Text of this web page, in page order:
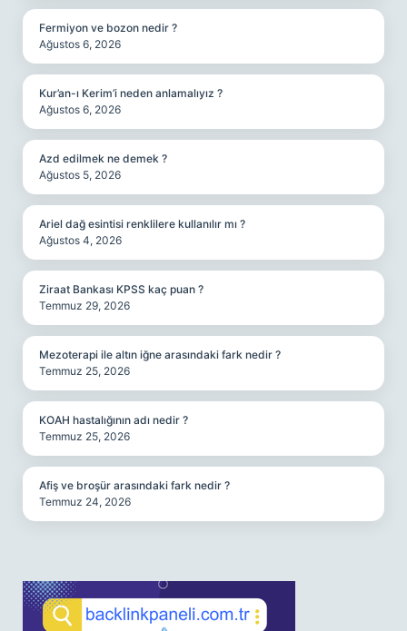
Fermiyon ve bozon nedir ?
Ağustos 6, 2026
Kur’an-ı Kerim’i neden anlamalıyız ?
Ağustos 6, 2026
Azd edilmek ne demek ?
Ağustos 5, 2026
Ariel dağ esintisi renklilere kullanılır mı ?
Ağustos 4, 2026
Ziraat Bankası KPSS kaç puan ?
Temmuz 29, 2026
Mezoterapi ile altın iğne arasındaki fark nedir ?
Temmuz 25, 2026
KOAH hastalığının adı nedir ?
Temmuz 25, 2026
Afiş ve broşür arasındaki fark nedir ?
Temmuz 24, 2026